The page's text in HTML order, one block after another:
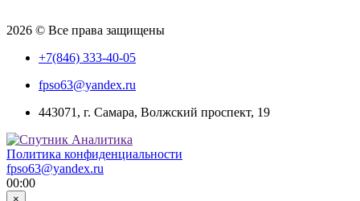
2026 © Все права защищены
+7(846) 333-40-05
fpso63@yandex.ru
443071, г. Самара, Волжский проспект, 19
Политика конфиденциальности
fpso63@yandex.ru
00:00
×